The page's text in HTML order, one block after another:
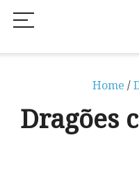
Home /
Dragões